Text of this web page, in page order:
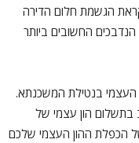
הגשמת חלום הדירה
החשובים ביותר
בנטילת המשכנתא.
בתשלום הון עצמי של
של הכפלת ההון העצמי שלכם